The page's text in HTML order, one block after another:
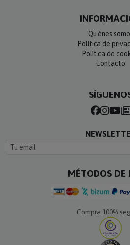
Quiénes
Política de
Política de
Contacto
MÉTODOS DE
Compra 100%